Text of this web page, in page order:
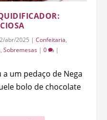
2/abr/2025 |Confeitaria,
,Sobremesas |0 |
um pedaço de Nega
bolo de chocolate